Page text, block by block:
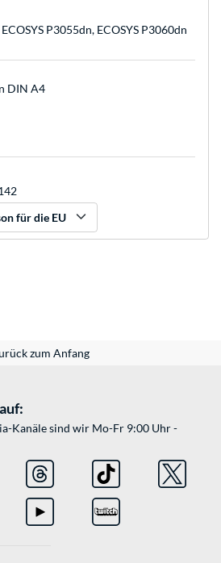
P3055dn, ECOSYS P3060dn
DIN A4
für die EU
zum Anfang
Kanäle sind wir Mo-Fr 9:00 Uhr -